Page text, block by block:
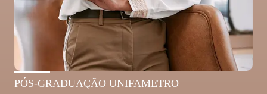
PÓS-GRADUAÇÃO UNIFAMETRO